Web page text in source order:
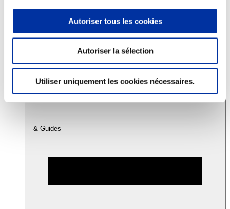
Autoriser tous les cookies
Autoriser la sélection
Utiliser uniquement les cookies nécessaires.
Viandes et santé
Juste rémunération et attractivité des métiers
Sources d’information
Accords
& Guides